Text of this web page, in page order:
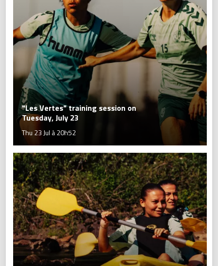
"Les Vertes" training session on
Tuesday, July 23
Thu 23 Jul à 20h52